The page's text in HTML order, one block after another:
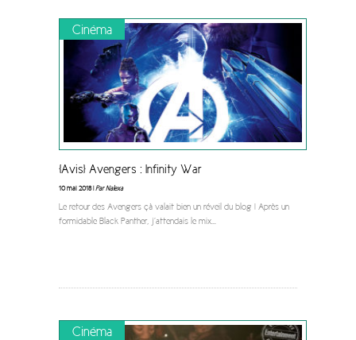
Cinéma
[Avis] Avengers : Infinity War
10 mai 2018 |Par Nalexa
Le retour des Avengers çà valait bien un réveil du blog ! Après un
formidable Black Panther, j’attendais le mix...
Cinéma